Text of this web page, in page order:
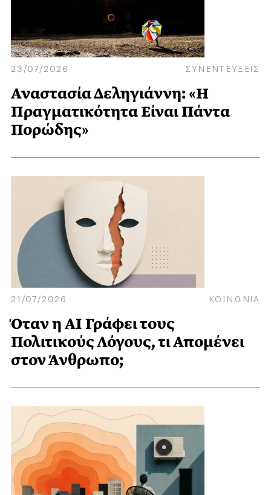
23/07/2026 ΣΥΝΕΝΤΕΥΞΕΙΣ
Αναστασία Δεληγιάννη: «Η
Πραγματικότητα Είναι Πάντα
Πορώδης»
21/07/2026 ΚΟΙΝΩΝΙΑ
Όταν η AI Γράφει τους
Πολιτικούς Λόγους, τι Απομένει
στον Άνθρωπο;